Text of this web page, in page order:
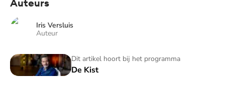
Auteurs
Iris Versluis
Auteur
Dit artikel hoort bij het programma
De Kist
De Kist